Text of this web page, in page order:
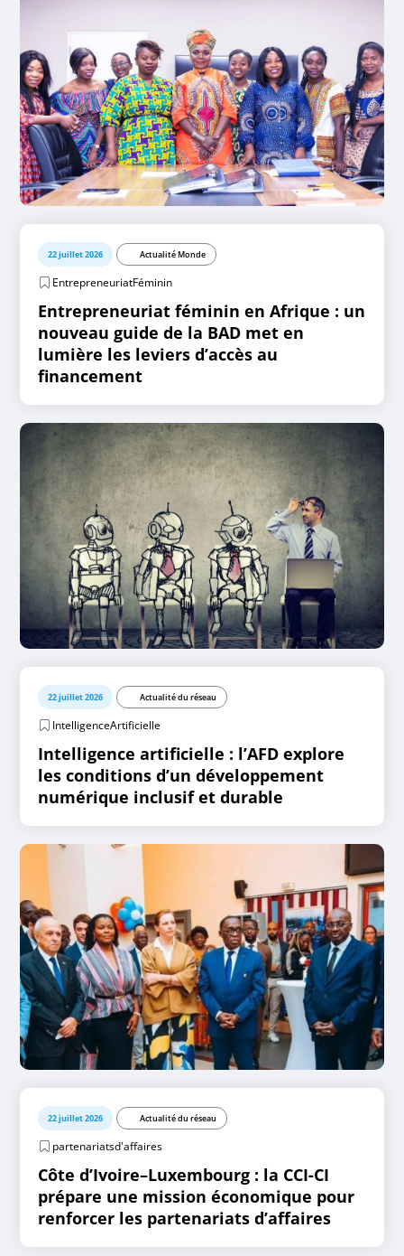
22 juillet 2026 Actualité Monde
EntrepreneuriatFéminin
Entrepreneuriat féminin en Afrique : un
nouveau guide de la BAD met en
lumière les leviers d’accès au
financement
22 juillet 2026 Actualité du réseau
IntelligenceArtificielle
Intelligence artificielle : l’AFD explore
les conditions d’un développement
numérique inclusif et durable
22 juillet 2026 Actualité du réseau
partenariatsd'affaires
Côte d’Ivoire–Luxembourg : la CCI-CI
prépare une mission économique pour
renforcer les partenariats d’affaires